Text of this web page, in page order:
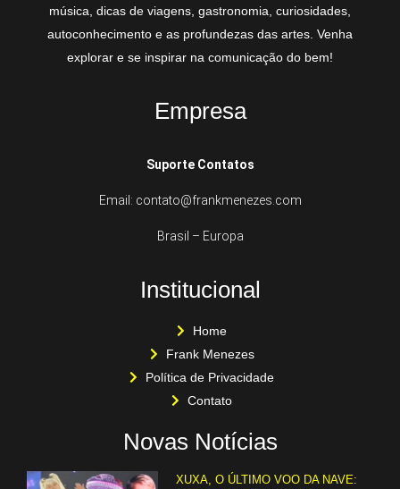
música, dicas de viagens, gastronomia, curiosidades,
autoconhecimento e as profundezas das artes. Venha
explorar e se inspirar na comunicação do bem!
Empresa
Suporte Contatos
Email: contato@frankmenezes.com
Brasil – Europa
Institucional
Home
Frank Menezes
Política de Privacidade
Contato
Novas Notícias
XUXA, O ÚLTIMO VOO DA NAVE: